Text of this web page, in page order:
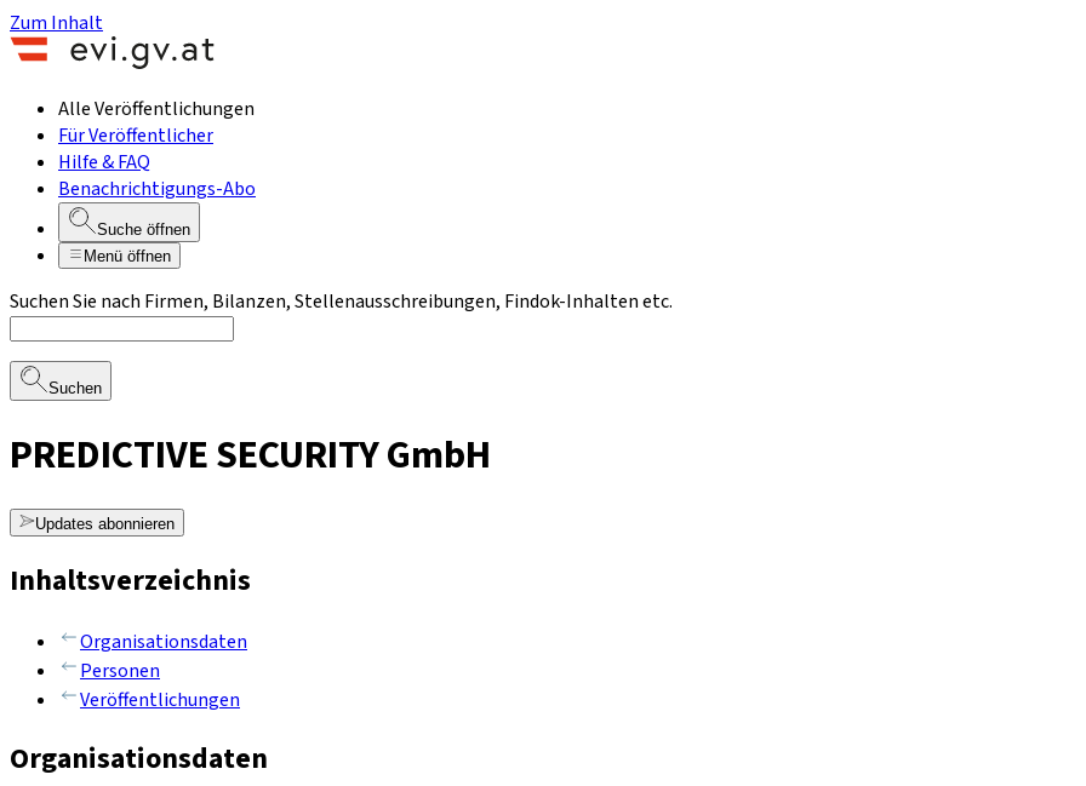
Zum Inhalt
Alle Veröffentlichungen
Für Veröffentlicher
Hilfe & FAQ
Benachrichtigungs-Abo
Suche öffnen
Menü öffnen
Suchen Sie nach Firmen, Bilanzen, Stellenausschreibungen, Findok-Inhalten etc.
Suchen
PREDICTIVE SECURITY GmbH
Updates abonnieren
Inhaltsverzeichnis
Organisationsdaten
Personen
Veröffentlichungen
Organisationsdaten